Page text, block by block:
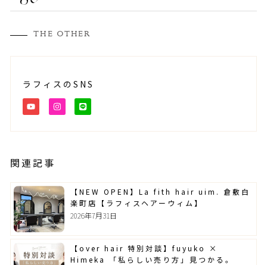
THE OTHER
ラフィスのSNS
O
U
N
S
I
N
関連記事
【NEW OPEN】La fith hair uim. 倉敷白
楽町店【ラフィスヘアーウィム】
2026年7月31日
【over hair 特別対談】fuyuko ×
Himeka 「私らしい売り方」見つかる。
ペ
ー
ジ
ペ
ー
ジ
ペ
ー
ジ
ペ
ー
ジ
ペ
ー
ジ